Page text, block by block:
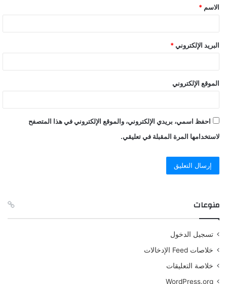
*
الاسم *
البريد الإلكتروني *
الموقع الإلكتروني
احفظ اسمي، بريدي الإلكتروني، والموقع الإلكتروني في هذا المتصفح
لاستخدامها المرة المقبلة في تعليقي.
منوعات
تسجيل الدخول
خلاصات Feed الإدخالات
خلاصة التعليقات
WordPress.org